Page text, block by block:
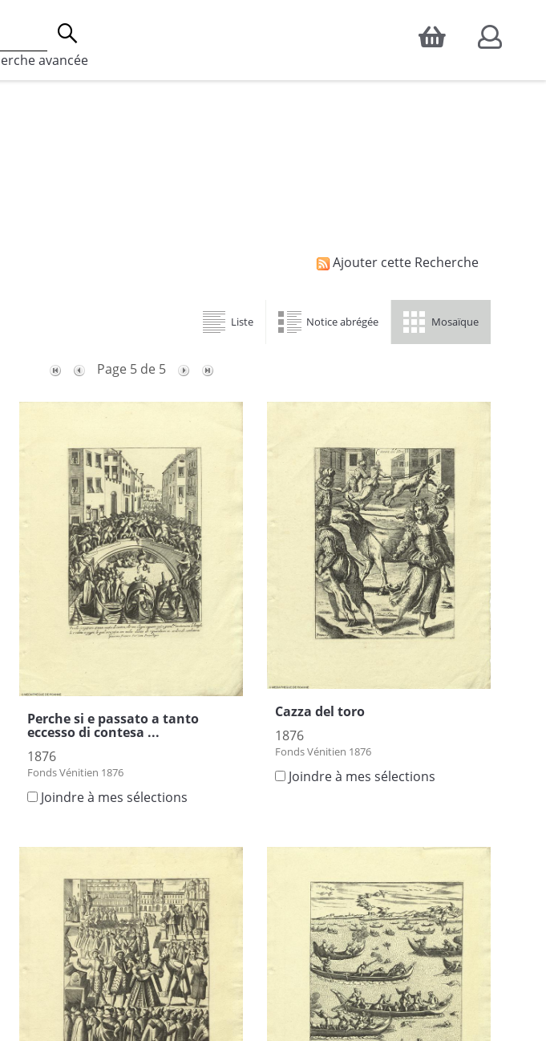
Accepter
utilisés à des fins de statistiques d'audience, ainsi que pour
avancée
Ajouter cette Recherche
Liste Notice abrégée Mosaïque
Page 5 de 5
Perche si e passato a tanto
eccesso di contesa ...
1876
Fonds Vénitien 1876
Joindre à mes sélections
Cazza del toro
1876
Fonds Vénitien 1876
Joindre à mes sélections